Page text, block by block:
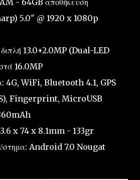
5.0" @ 1920 x 1080p
13.0+2.0MP (Dual-LED
16.0MP
4G, WiFi, Bluetooth 4.1, GPS
Fingerprint, MicroUSB
x 74 x 8.1mm - 133gr
Android 7.0 Nougat